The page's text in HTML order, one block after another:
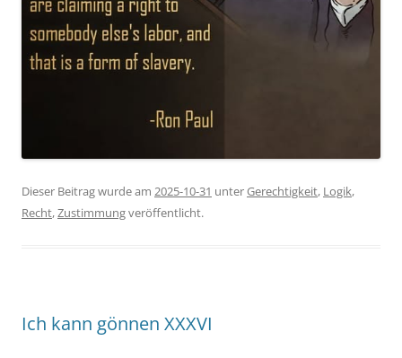
Dieser Beitrag wurde am 2025-10-31 unterGerechtigkeit, Logik,
Recht,Zustimmungveröffentlicht.
Ich kann gönnen XXXVI